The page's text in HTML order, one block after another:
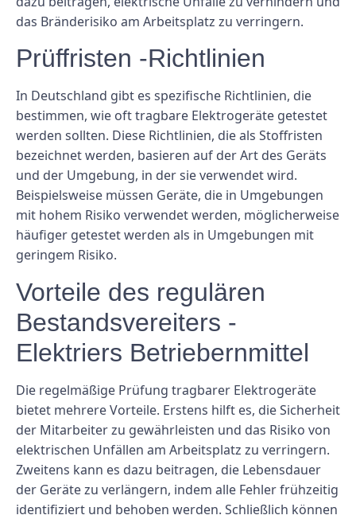
das Bränderisiko am Arbeitsplatz zu verringern.
Prüffristen -Richtlinien
In Deutschland gibt es spezifische Richtlinien, die
bestimmen, wie oft tragbare Elektrogeräte getestet
werden sollten. Diese Richtlinien, die als Stoffristen
bezeichnet werden, basieren auf der Art des Geräts
und der Umgebung, in der sie verwendet wird.
Beispielsweise müssen Geräte, die in Umgebungen
mit hohem Risiko verwendet werden, möglicherweise
häufiger getestet werden als in Umgebungen mit
geringem Risiko.
Vorteile des regulären
Bestandsvereiters -
Elektriers Betriebernmittel
Die regelmäßige Prüfung tragbarer Elektrogeräte
bietet mehrere Vorteile. Erstens hilft es, die Sicherheit
der Mitarbeiter zu gewährleisten und das Risiko von
elektrischen Unfällen am Arbeitsplatz zu verringern.
Zweitens kann es dazu beitragen, die Lebensdauer
der Geräte zu verlängern, indem alle Fehler frühzeitig
identifiziert und behoben werden. Schließlich können